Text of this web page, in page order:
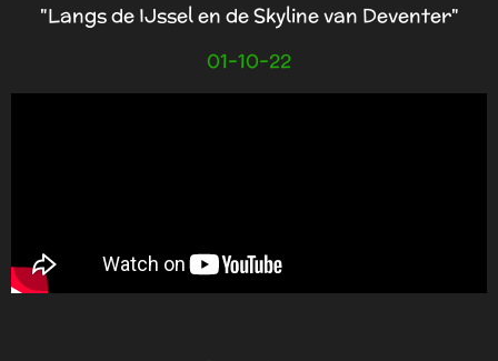
"Langs de IJssel en de Skyline van Deventer"
01-10-22